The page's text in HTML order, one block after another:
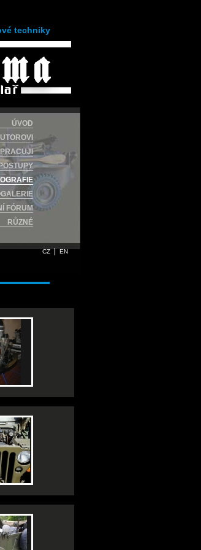
techniky
ÚVOD
FÓRUM
RŮZNÉ
CZ|EN